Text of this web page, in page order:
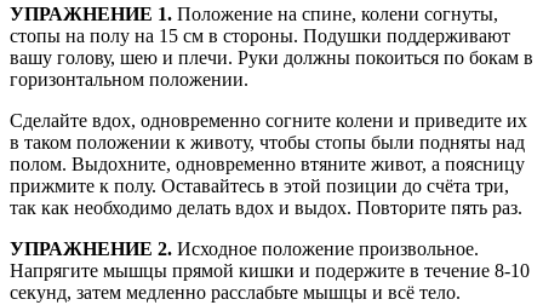
УПРАЖНЕНИЕ 1. Положение на спине, колени согнуты,
стопы на полу на 15 см в стороны. Подушки поддерживают
вашу голову, шею и плечи. Руки должны покоиться по бокам в
горизонтальном положении.
Сделайте вдох, одновременно согните колени и приведите их
в таком положении к животу, чтобы стопы были подняты над
полом. Выдохните, одновременно втяните живот, а поясницу
прижмите к полу. Оставайтесь в этой позиции до счёта три,
так как необходимо делать вдох и выдох. Повторите пять раз.
УПРАЖНЕНИЕ 2. Исходное положение произвольное.
Напрягите мышцы прямой кишки и подержите в течение 8-10
секунд, затем медленно расслабьте мышцы и всё тело.